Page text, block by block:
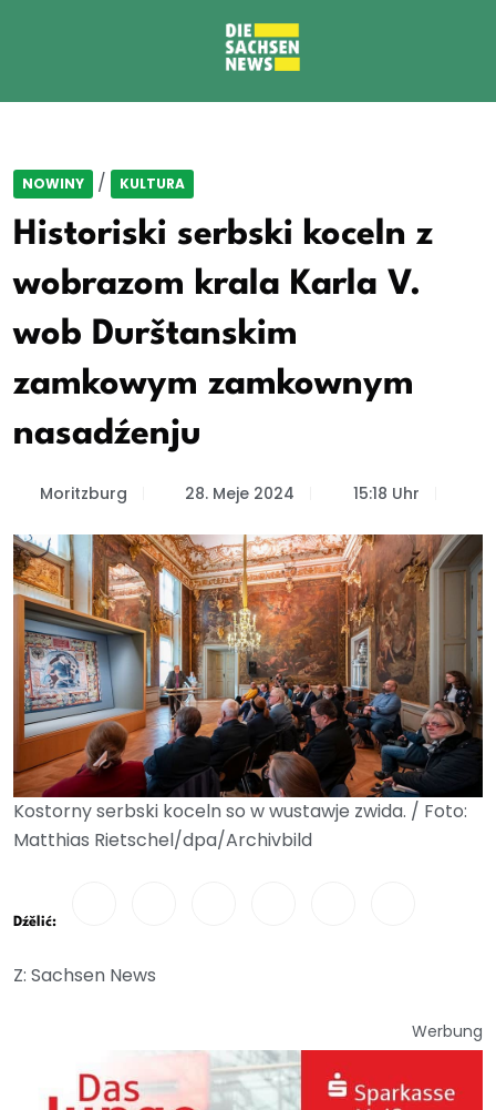
NOWINY / KULTURA
Historiski serbski koceln z
wobrazom krala Karla V.
wob Durštanskim
zamkowym zamkownym
nasadźenju
Moritzburg 28. Meje 2024 15:18 Uhr
Kostorny serbski koceln so w wustawje zwida. / Foto:
Matthias Rietschel/dpa/Archivbild
Dźělić:
Z: Sachsen News
Werbung